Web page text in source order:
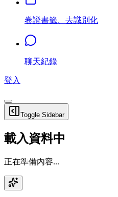
卷證書籤、去識別化
聊天紀錄
登入
Toggle Sidebar
載入資料中
正在準備內容...